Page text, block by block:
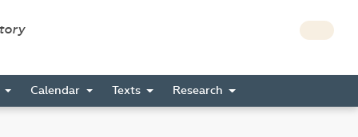
Calendar Texts Research